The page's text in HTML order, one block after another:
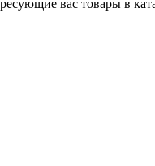
вас товары в